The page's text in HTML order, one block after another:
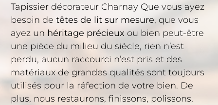
Tapissier décorateur Charnay Que vous ayez
besoin detêtes de lit sur mesure, que vous
ayez un héritage précieux ou bien peut-être
une pièce du milieu du siècle, rien n’est
perdu, aucun raccourci n’est pris et des
matériaux de grandes qualités sont toujours
utilisés pour la réfection de votre bien. De
plus, nous restaurons, finissons, polissons,